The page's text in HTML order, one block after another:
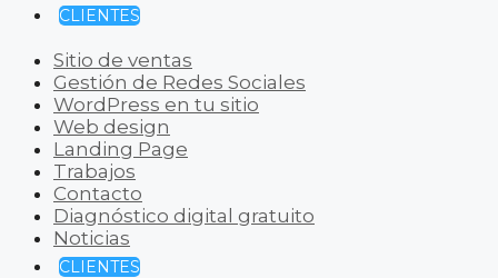
CLIENTES
Sitio de ventas
Gestión de Redes Sociales
WordPress en tu sitio
Web design
Landing Page
Trabajos
Contacto
Diagnóstico digital gratuito
Noticias
CLIENTES